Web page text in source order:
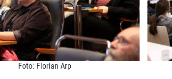
Foto: Florian Arp